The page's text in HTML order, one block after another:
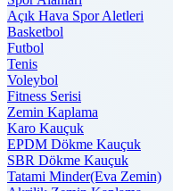
Açık Hava Spor Aletleri
Basketbol
Futbol
Tenis
Voleybol
Fitness Serisi
Zemin Kaplama
Karo Kauçuk
EPDM Dökme Kauçuk
SBR Dökme Kauçuk
Tatami Minder(Eva Zemin)